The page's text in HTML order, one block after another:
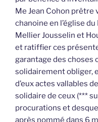
Me Jean Cohon prêtre
chanoine en l’église
Mellier Jousselin et
et ratiffier ces
garantage des choses
solidairement obliger,
d’eux actes vallables
solidaire de ceux (***
procurations et
après nommé dans 6